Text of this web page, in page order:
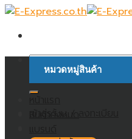
ค้นหา:หมวดหมู่สินค้า